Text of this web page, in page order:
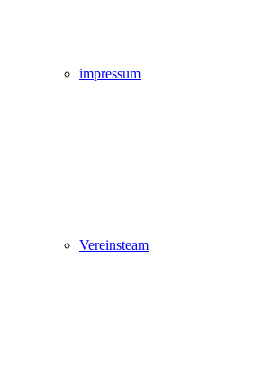
impressum
Vereinsteam